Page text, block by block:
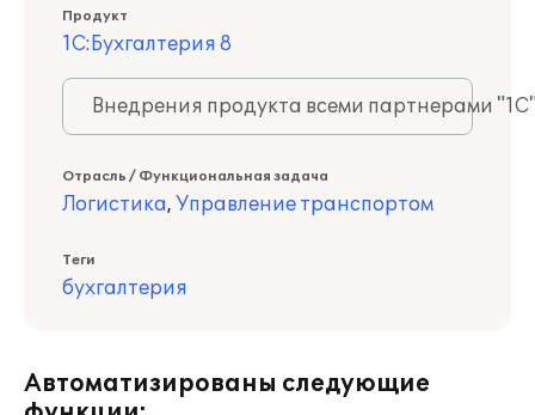
Продукт
1С:Бухгалтерия 8
Внедрения продукта всеми партнерами
Отрасль / Функциональная задача
Логистика, Управление транспортом
Теги
бухгалтерия
Автоматизированы следующие